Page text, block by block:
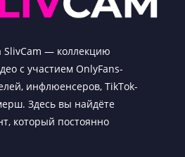
SlivCam — коллекцию
с участием OnlyFans-
инфлюенсеров, TikTok-
Здесь вы найдёте
который постоянно